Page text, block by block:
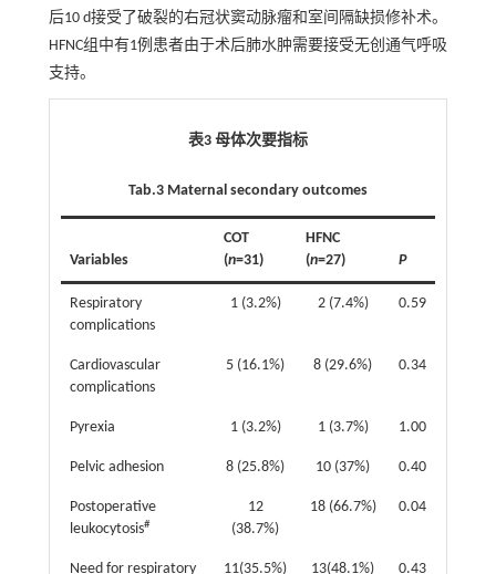
后10 d接受了破裂的右冠状窦动脉瘤和室间隔缺损修补术。
HFNC组中有1例患者由于术后肺水肿需要接受无创通气呼吸
支持。
表3 母体次要指标
Tab.3 Maternal secondary outcomes
Variables
COT
(n=31)
HFNC
(n=27) P
Respiratory
complications
1 (3.2%) 2 (7.4%) 0.59
Cardiovascular
complications
5 (16.1%) 8 (29.6%) 0.34
Pyrexia 1 (3.2%) 1 (3.7%) 1.00
Pelvic adhesion 8 (25.8%) 10 (37%) 0.40
Postoperative
leukocytosis#
12
(38.7%)
18 (66.7%) 0.04
Need for respiratory
11(35.5%) 13(48.1%) 0.43